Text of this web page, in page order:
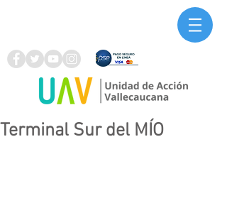
Terminal Sur del MÍO